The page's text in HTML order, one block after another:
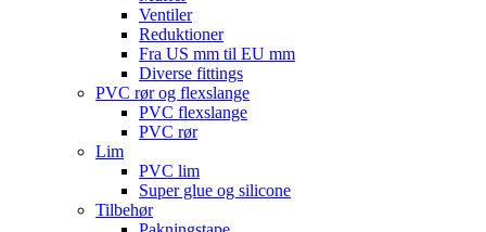
Ventiler
Reduktioner
Fra US mm til EU mm
Diverse fittings
PVC rør og flexslange
PVC flexslange
PVC rør
Lim
PVC lim
Super glue og silicone
Tilbehør